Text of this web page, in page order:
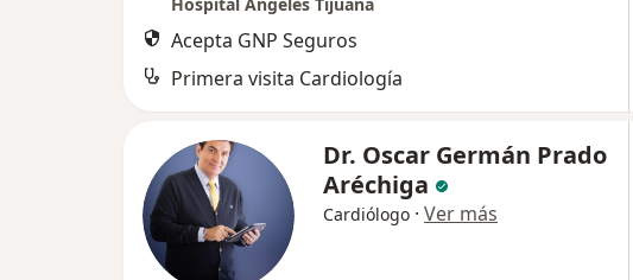
Acepta GNP Seguros
Primera visita Cardiología
Dr. Oscar Germán Prado
Aréchiga
Cardiólogo · Ver más